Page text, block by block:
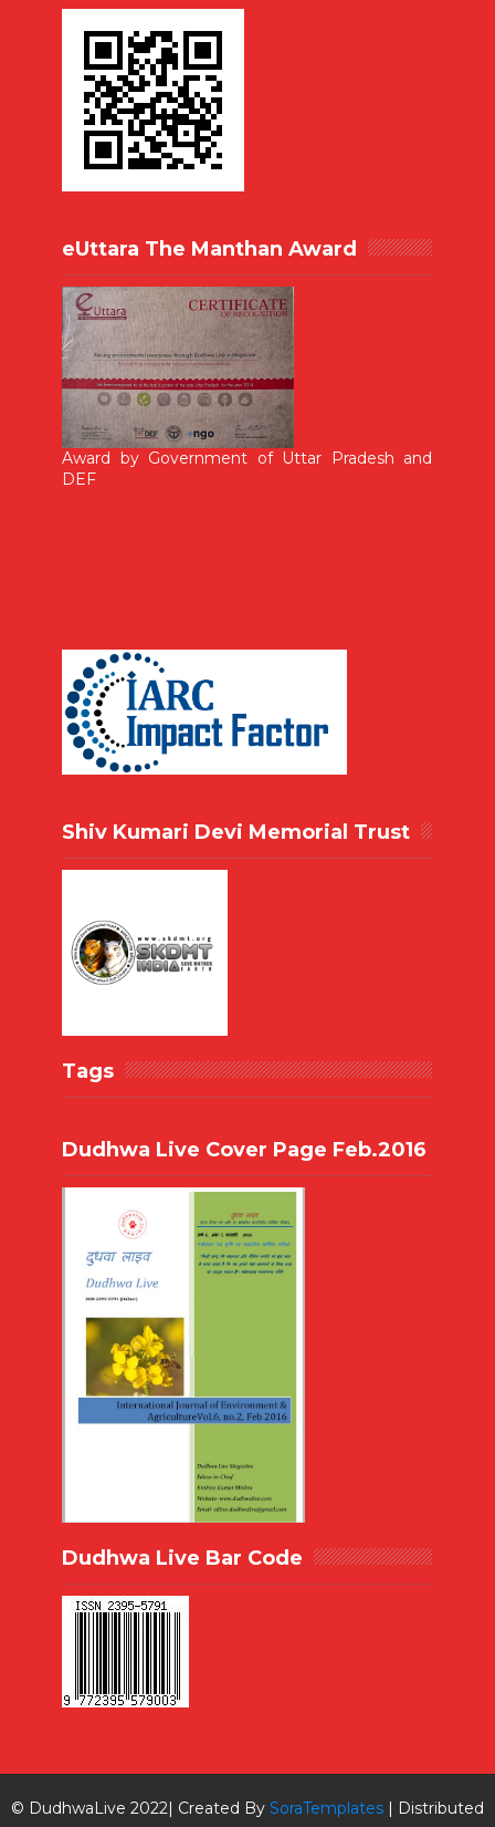
eUttara The Manthan Award
Award by Government of Uttar Pradesh and
DEF
Shiv Kumari Devi Memorial Trust
Tags
Dudhwa Live Cover Page Feb.2016
Dudhwa Live Bar Code
© DudhwaLive 2022| Created By SoraTemplates| Distributed